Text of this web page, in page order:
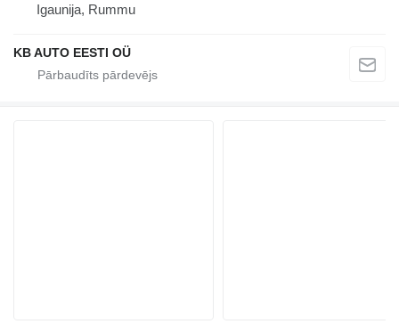
Igaunija, Rummu
KB AUTO EESTI OÜ